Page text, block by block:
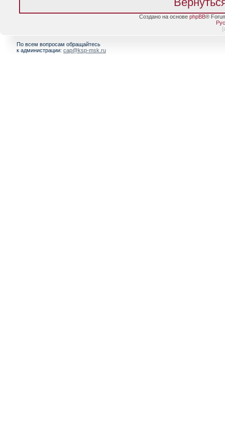
Создано на основе phpBB®
[
По всем вопросам обращайтесь
к администрации: cap@ksp-msk.ru